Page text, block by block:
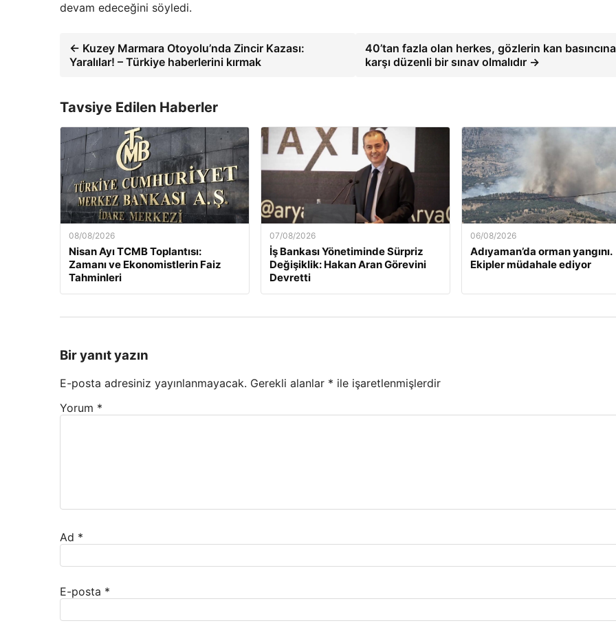
devam edeceğini söyledi.
← Kuzey Marmara Otoyolu’nda Zincir Kazası:
Yaralılar! – Türkiye haberlerini kırmak
40’tan fazla olan herkes, gözlerin kan basıncına
karşı düzenli bir sınav olmalıdır →
Tavsiye Edilen Haberler
08/08/2026
Nisan Ayı TCMB Toplantısı:
Zamanı ve Ekonomistlerin Faiz
Tahminleri
07/08/2026
İş Bankası Yönetiminde Sürpriz
Değişiklik: Hakan Aran Görevini
Devretti
06/08/2026
Adıyaman’da orman yangını.
Ekipler müdahale ediyor
Bir yanıt yazın
E-posta adresiniz yayınlanmayacak. Gerekli alanlar * ile işaretlenmişlerdir
Yorum *
Ad *
E-posta *